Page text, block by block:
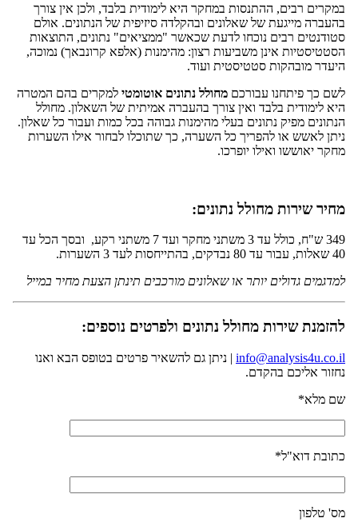
במקרים רבים, ההתנסות במחקר היא לימודית בלבד, ולכן אין צורך
בהעברה מייגעת של שאלונים ובהקלדה סיזיפית של הנתונים. אולם
סטודנטים רבים נוכחו לדעת שכאשר "ממציאים" נתונים, התוצאות
הסטטיסטיות אינן משביעות רצון: מהימנות (אלפא קרונבאך) נמוכה,
היעדר מובהקות סטטיסטית ועוד.
לשם כך פיתחנו עבורכם מחולל נתונים אוטומטי למקרים בהם המטרה
היא לימודית בלבד ואין צורך בהעברה אמיתית של השאלון. מחולל
הנתונים מפיק נתונים בעלי מהימנות גבוהה בכל כמות ועבור כל שאלון.
ניתן לאשש או להפריך כל השערה, כך שתוכלו לבחור אילו השערות
מחקר יאוששו ואילו יופרכו.
מחיר שירות מחולל נתונים:
349 ש"ח, כולל עד 3 משתני מחקר ועד 7 משתני רקע, ובסך הכל עד
40 שאלות, עבור עד 80 נבדקים, בהתייחסות לעד 3 השערות.
למדגמים גדולים יותר או שאלונים מורכבים תינתן הצעת מחיר במייל
להזמנת שירות מחולל נתונים ולפרטים נוספים:
info@analysis4u.co.il | ניתן גם להשאיר פרטים בטופס הבא ואנו
נחזור אליכם בהקדם.
שם מלא*
כתובת דוא"ל*
מס' טלפון